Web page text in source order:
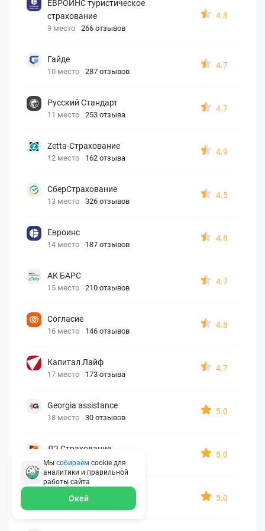
ЕВРОИНС туристическое
страхование
9 место 266 отзывов
4.8
Гайде
10 место 287 отзывов
4.7
Русский Стандарт
11 место 253 отзыва
4.7
Zetta-Страхование
12 место 162 отзыва
4.9
СберСтрахование
13 место 326 отзывов
4.5
Евроинс
14 место 187 отзывов
4.8
АК БАРС
15 место 210 отзывов
4.7
Согласие
16 место 146 отзывов
4.8
Капитал Лайф
17 место 173 отзыва
4.7
Georgia assistance
18 место 30 отзывов
5.0
Д2 Страхование
19 место 10 отзывов
5.0
20 место 7 отзывов
5.0
Мы собираем cookie для
аналитики и правильной
работы сайта
Окей